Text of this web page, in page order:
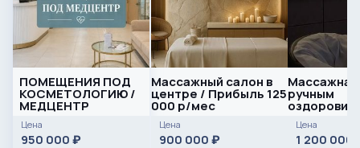
ПОМЕЩЕНИЯ ПОД
КОСМЕТОЛОГИЮ /
МЕДЦЕНТР
Цена
950 000 ₽
Массажный салон в
центре / Прибыль 125
000 р/мес
Цена
900 000 ₽
Массажная
ручным
массажем:
чистыми
Цена
1 200 000